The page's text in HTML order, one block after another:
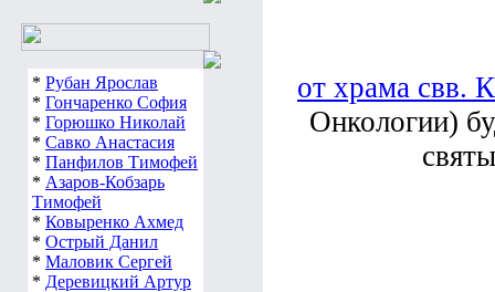
* Рубан Ярослав
* Гончаренко София
* Горюшко Николай
* Савко Анастасия
* Панфилов Тимофей
* Азаров-Кобзарь
Тимофей
* Ковыренко Ахмед
* Острый Данил
* Маловик Сергей
* Деревицкий Артур
от храма свв.
Онкологии)